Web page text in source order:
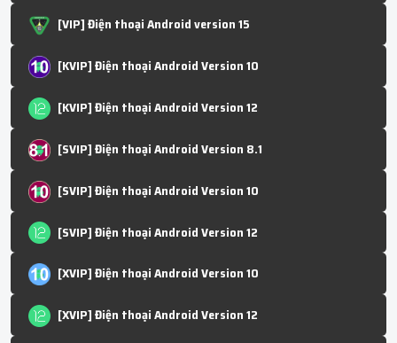
[VIP] Điện thoại Android version 15
[KVIP] Điện thoại Android Version 10
[KVIP] Điện thoại Android Version 12
[SVIP] Điện thoại Android Version 8.1
[SVIP] Điện thoại Android Version 10
[SVIP] Điện thoại Android Version 12
[XVIP] Điện thoại Android Version 10
[XVIP] Điện thoại Android Version 12